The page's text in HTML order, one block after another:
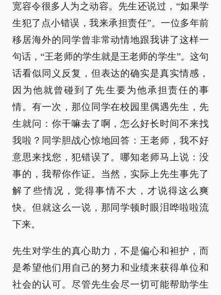
宽容令很多人为之动容。先生还说过，“如果学
生犯了点小错误，我来承担责任”。一位多年前
移居海外的同学曾非常动情地跟我讲了这样一
句话，“王老师的学生就是王老师的学生”。这句
话看似同义反复，但表达的确实是真实情感，
因为他就曾碰到了先生要为他承担责任的事
情。有一次，那位同学在校园里偶遇先生，先
生就问：你干嘛去了啊，怎么好长时间不来找
我啦？同学胆战心惊地回答：王老师，我不好
意思来找您，犯错误了。哪知老师马上说：没
事的，我帮你作证。当然，实际上先生事先了
解了些情况，觉得事情不大，才说得这么爽
快。但就这么一说，那同学顿时眼泪哗啦啦流
下来。
先生对学生的真心助力，不是偏心和袒护，而
是希望他们用自己的努力和业绩来获得单位和
社会的认可。尽管先生会尽一切可能帮助学生